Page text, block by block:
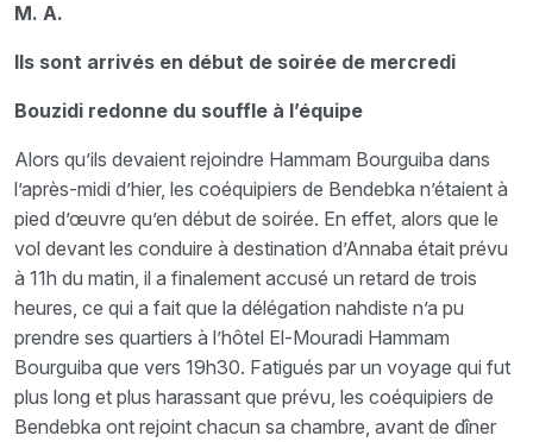
M. A.
Ils sont arrivés en début de soirée de mercredi
Bouzidi redonne du souffle à l’équipe
Alors qu’ils devaient rejoindre Hammam Bourguiba dans
l’après-midi d’hier, les coéquipiers de Bendebka n’étaient à
pied d’œuvre qu’en début de soirée. En effet, alors que le
vol devant les conduire à destination d’Annaba était prévu
à 11h du matin, il a finalement accusé un retard de trois
heures, ce qui a fait que la délégation nahdiste n’a pu
prendre ses quartiers à l’hôtel El-Mouradi Hammam
Bourguiba que vers 19h30. Fatigués par un voyage qui fut
plus long et plus harassant que prévu, les coéquipiers de
Bendebka ont rejoint chacun sa chambre, avant de dîner